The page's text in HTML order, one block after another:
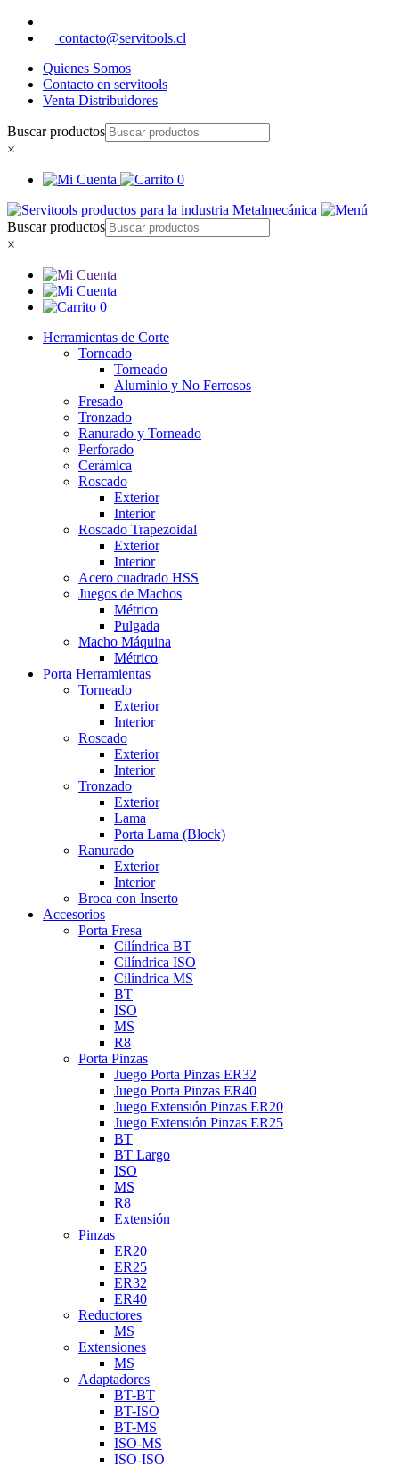
contacto@servitools.cl
Quienes Somos
Contacto en servitools
Venta Distribuidores
Buscar productos
×
0
Buscar productos
×
0
Herramientas de Corte
Torneado
Torneado
Aluminio y No Ferrosos
Fresado
Tronzado
Ranurado y Torneado
Perforado
Cerámica
Roscado
Exterior
Interior
Roscado Trapezoidal
Exterior
Interior
Acero cuadrado HSS
Juegos de Machos
Métrico
Pulgada
Macho Máquina
Métrico
Porta Herramientas
Torneado
Exterior
Interior
Roscado
Exterior
Interior
Tronzado
Exterior
Lama
Porta Lama (Block)
Ranurado
Exterior
Interior
Broca con Inserto
Accesorios
Porta Fresa
Cilíndrica BT
Cilíndrica ISO
Cilíndrica MS
BT
ISO
MS
R8
Porta Pinzas
Juego Porta Pinzas ER32
Juego Porta Pinzas ER40
Juego Extensión Pinzas ER20
Juego Extensión Pinzas ER25
BT
BT Largo
ISO
MS
R8
Extensión
Pinzas
ER20
ER25
ER32
ER40
Reductores
MS
Extensiones
MS
Adaptadores
BT-BT
BT-ISO
BT-MS
ISO-MS
ISO-ISO